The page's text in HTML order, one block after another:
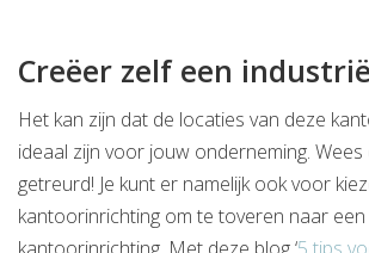
Creëer zelf een
Het kan zijn dat de locaties van deze
ideaal zijn voor jouw onderneming.
getreurd! Je kunt er namelijk ook voor
kantoorinrichting om te toveren naar